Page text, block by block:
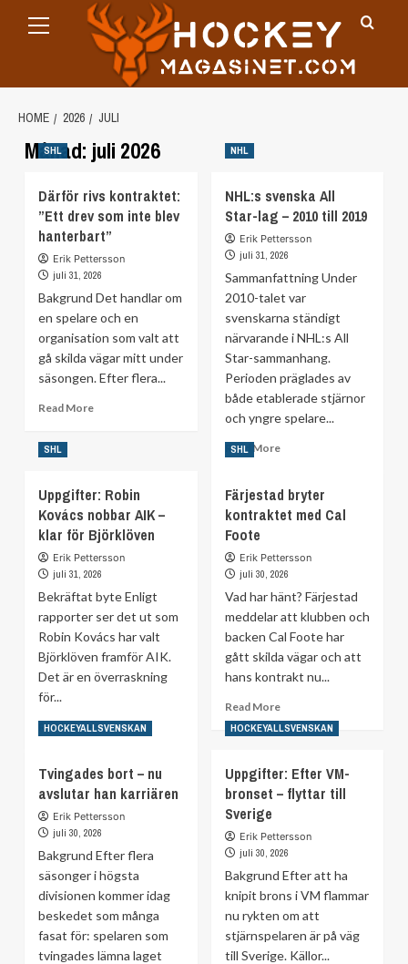
Menu
HOME 2026 JULI
Månad: juli 2026
SHL
Därför rivs kontraktet:
”Ett drev som inte blev
hanterbart”
Erik Pettersson
juli 31, 2026
Bakgrund Det handlar om
en spelare och en
organisation som valt att
gå skilda vägar mitt under
säsongen. Efter flera...
Read MoreRead
kontraktet:
”Ett
som
inte
blev
hanterbart”
NHL
NHL:s svenska All
Star-lag – 2010 till 2019
Erik Pettersson
juli 31, 2026
Sammanfattning Under
2010-talet var
svenskarna ständigt
närvarande i NHL:s All
Star-sammanhang.
Perioden präglades av
både etablerade stjärnor
och yngre spelare...
Read MoreRead
NHL:s
svenska
2010
till
2019
SHL
Uppgifter: Robin
Kovács nobbar AIK –
klar för Björklöven
Erik Pettersson
juli 31, 2026
Bekräftat byte Enligt
rapporter ser det ut som
Robin Kovács har valt
Björklöven framför AIK.
Det är en överraskning
för...
Read MoreRead
Uppgifter:
Robin
nobbar
–
klar
för
Björklöven
SHL
Färjestad bryter
kontraktet med Cal
Foote
Erik Pettersson
juli 30, 2026
Vad har hänt? Färjestad
meddelar att klubben och
backen Cal Foote har
gått skilda vägar och att
hans kontrakt nu...
Read MoreRead
more
about
bryter
kontraktet
Foote
HOCKEYALLSVENSKAN
Tvingades bort – nu
avslutar han karriären
Erik Pettersson
juli 30, 2026
Bakgrund Efter flera
säsonger i högsta
divisionen kommer idag
beskedet som många
fasat för: spelaren som
tvingades lämna laget
HOCKEYALLSVENSKAN
Uppgifter: Efter VM-
bronset – flyttar till
Sverige
Erik Pettersson
juli 30, 2026
Bakgrund Efter att ha
knipit brons i VM flammar
nu rykten om att
stjärnspelaren är på väg
till Sverige. Källor...